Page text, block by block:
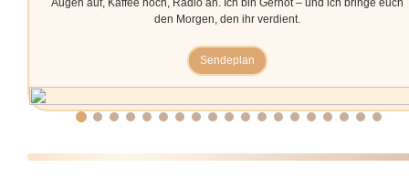
Augen auf, Kaffee hoch, Radio an. Ich bin Gernot – und ich bringe euch
den Morgen, den ihr verdient.
Sendeplan